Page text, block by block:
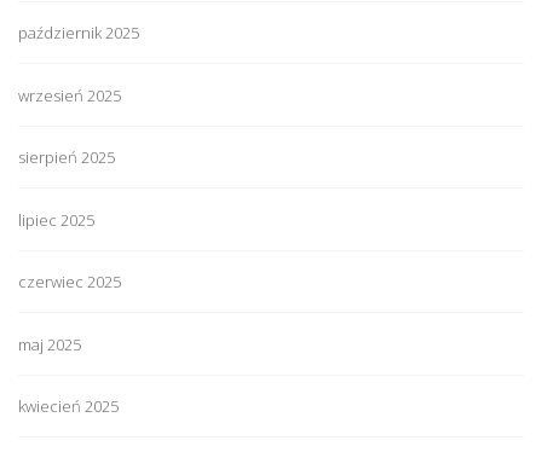
październik 2025
wrzesień 2025
sierpień 2025
lipiec 2025
czerwiec 2025
maj 2025
kwiecień 2025